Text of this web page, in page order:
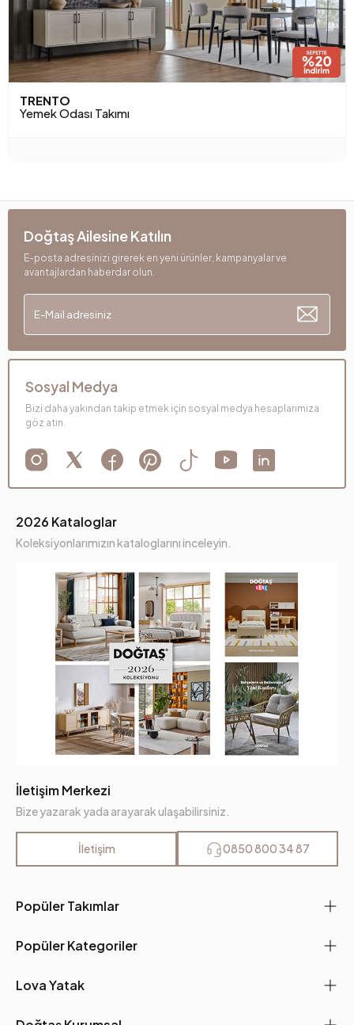
TRENTO
Yemek Odası Takımı
Popüler Takımlar
Popüler Kategoriler
Lova Yatak
2026 Kataloglar
Koleksiyonlarımızın kataloglarını inceleyin.
İletişim Merkezi
Bize yazarak yada arayarak ulaşabilirsiniz.
İletişim 0850 800 34 87
Doğtaş Ailesine Katılın
E-posta adresinizi girerek en yeni ürünler, kampanyalar ve
avantajlardan haberdar olun.
Sosyal Medya
Bizi daha yakından takip etmek için sosyal medya hesaplarımıza
göz atın.